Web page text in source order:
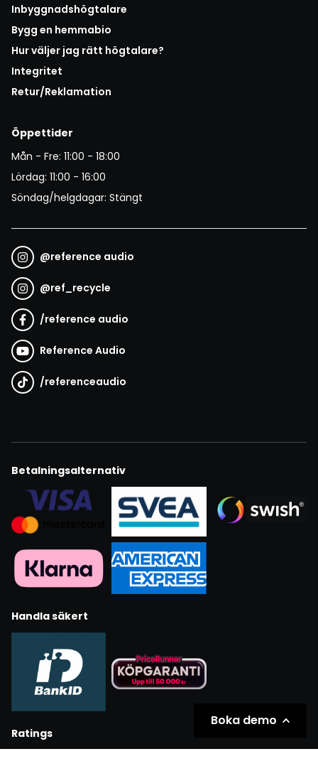
Inbyggnadshögtalare
Bygg en hemmabio
Hur väljer jag rätt högtalare?
Integritet
Retur/Reklamation
Öppettider
Mån - Fre: 11:00 - 18:00
Lördag: 11:00 - 16:00
Söndag/helgdagar: Stängt
@reference audio
@ref_recycle
/reference audio
Reference Audio
/referenceaudio
Betalningsalternativ
Handla säkert
Ratings
Boka demo